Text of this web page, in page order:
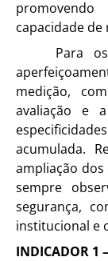
capacidade
Para
medição,
avaliação e
acumulada.
ampliação
sempre
segurança,
institucional e
INDICADOR 1